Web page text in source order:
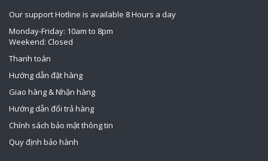
Our support Hotline is available 8 Hours a day
Monday-Friday: 10am to 8pm
Weekend: Closed
Thanh toán
Hướng dẫn đặt hàng
Giao hàng & Nhận hàng
Hướng dẫn đổi trả hàng
Chính sách bảo mật thông tin
Quy định bảo hành